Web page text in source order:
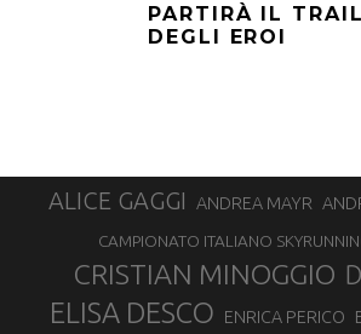
PARTIRÀ IL TRAIL
DEGLI EROI
ALICE GAGGI ANDREA MAYR
CAMPIONATO ITALIANO
CRISTIAN MINOGGIO
ELISA DESCO ENRICA PERICO